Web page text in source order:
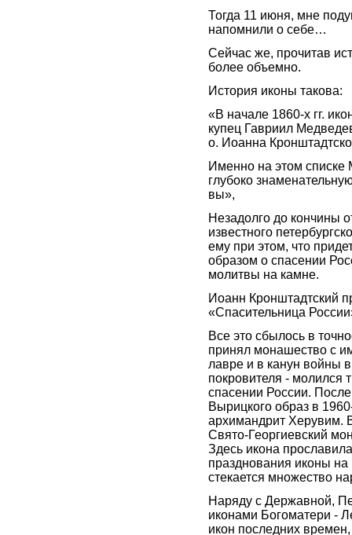
Тогда 11 июня, мне
напомнили о себе…
Сейчас же, прочитав
более объемно.
История иконы такова:
«В начале 1860-х гг.
купец Гавриил
о. Иоанна
Именно на этом списке
глубоко
вы»,
Незадолго до кончины
известного
ему при этом, что
образом о спасении
молитвы на камне.
Иоанн Кронштадтский
«Спасительница
Все это сбылось в
принял монашество с
лавре и в канун войны
покровителя - молился
спасении России.
Вырицкого образ в
архимандрит Херувим.
Свято-Георгиевский
Здесь икона
празднования иконы
стекается множество
Наряду с Державной,
иконами Богоматери -
икон последних